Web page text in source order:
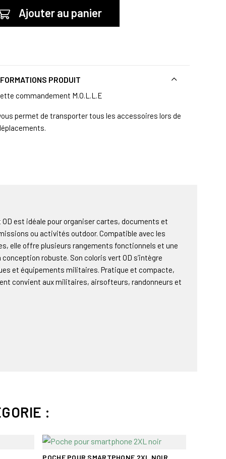
Ajouter au panier
PRODUIT
commandement M.O.L.L.E
permet de transporter tous les accessoires lors de
est idéale pour organiser cartes, documents et
ou activités outdoor. Compatible avec les
elle offre plusieurs rangements fonctionnels et une
robuste. Son coloris vert OD s’intègre
et équipements militaires. Pratique et compacte,
convient aux militaires, airsofteurs, randonneurs et
: